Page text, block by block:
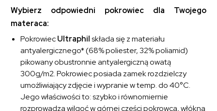
Wybierz odpowiedni pokrowiec dla Twojego
materaca:
PokrowiecUltraphilskłada się z materiału
antyalergicznego* (68% poliester, 32% poliamid)
pikowany obustronnie antyalergiczną owatą
300g/m2. Pokrowiec posiada zamek rozdzielczy
umożliwiający zdjęcie i wypranie w temp. do 40°C.
Jego właściwości to: szybko i równomiernie
rozprowadza wilgoć w górnej części pokrowca, włókna